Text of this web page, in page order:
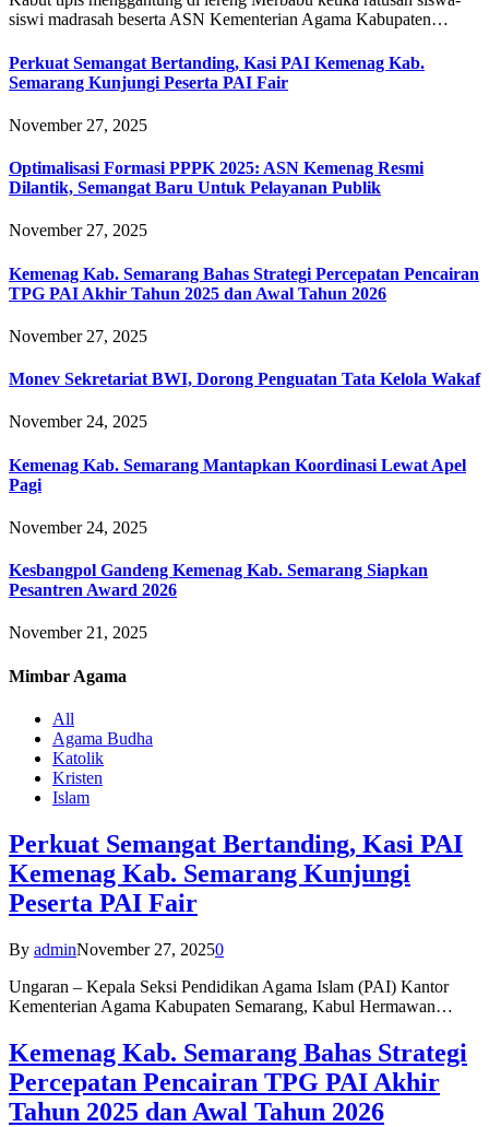
siswi madrasah beserta ASN Kementerian Agama Kabupaten…
Perkuat Semangat Bertanding, Kasi PAI Kemenag Kab.
Semarang Kunjungi Peserta PAI Fair
November 27, 2025
Optimalisasi Formasi PPPK 2025: ASN Kemenag Resmi
Dilantik, Semangat Baru Untuk Pelayanan Publik
November 27, 2025
Kemenag Kab. Semarang Bahas Strategi Percepatan Pencairan
TPG PAI Akhir Tahun 2025 dan Awal Tahun 2026
November 27, 2025
Monev Sekretariat BWI, Dorong Penguatan Tata Kelola Wakaf
November 24, 2025
Kemenag Kab. Semarang Mantapkan Koordinasi Lewat Apel
Pagi
November 24, 2025
Kesbangpol Gandeng Kemenag Kab. Semarang Siapkan
Pesantren Award 2026
November 21, 2025
Mimbar Agama
All
Agama Budha
Katolik
Kristen
Islam
Perkuat Semangat Bertanding, Kasi PAI
Kemenag Kab. Semarang Kunjungi
Peserta PAI Fair
By adminNovember 27, 20250
Ungaran – Kepala Seksi Pendidikan Agama Islam (PAI) Kantor
Kementerian Agama Kabupaten Semarang, Kabul Hermawan…
Kemenag Kab. Semarang Bahas Strategi
Percepatan Pencairan TPG PAI Akhir
Tahun 2025 dan Awal Tahun 2026